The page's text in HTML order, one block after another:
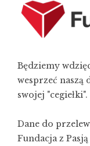
Będziemy
wesprzeć naszą
swojej "cegiełki".
Dane do
Fundacja z Pasją